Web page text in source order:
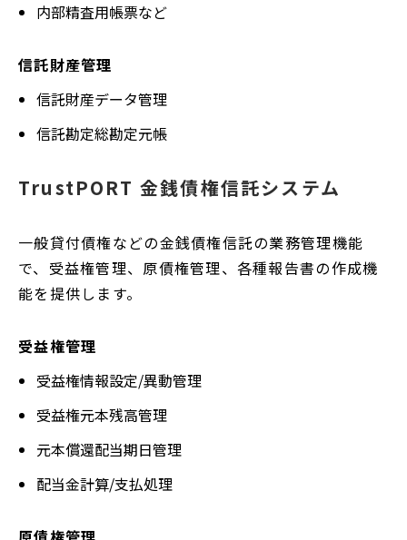
内部精査用帳票など
信託財産管理
信託財産データ管理
信託勘定総勘定元帳
TrustPORT 金銭債権信託システム
一般貸付債権などの金銭債権信託の業務管理機能
で、受益権管理、原債権管理、各種報告書の作成機
能を提供します。
受益権管理
受益権情報設定/異動管理
受益権元本残高管理
元本償還配当期日管理
配当金計算/支払処理